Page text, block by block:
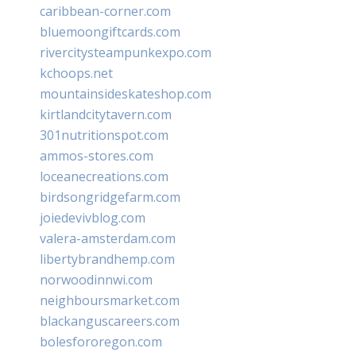
caribbean-corner.com
bluemoongiftcards.com
rivercitysteampunkexpo.com
kchoops.net
mountainsideskateshop.com
kirtlandcitytavern.com
301nutritionspot.com
ammos-stores.com
loceanecreations.com
birdsongridgefarm.com
joiedevivblog.com
valera-amsterdam.com
libertybrandhemp.com
norwoodinnwi.com
neighboursmarket.com
blackanguscareers.com
bolesfororegon.com